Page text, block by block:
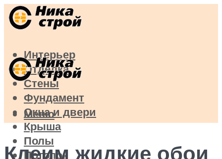
Интерьер
Отделка
Стены
Фундамент
Окна и двери
Крыша
Полы
Потолок
Меню
Клеим жидкие обои